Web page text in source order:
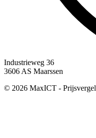
Industrieweg 36
3606 AS Maarssen
© 2026 MaxICT -